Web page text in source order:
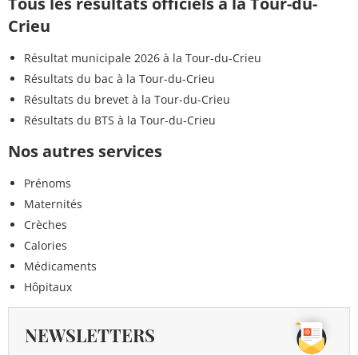
Crieu
Résultat municipale 2026 à la Tour-du-Crieu
Résultats du bac à la Tour-du-Crieu
Résultats du brevet à la Tour-du-Crieu
Résultats du BTS à la Tour-du-Crieu
Nos autres services
Prénoms
Maternités
Crèches
Calories
Médicaments
Hôpitaux
NEWSLETTERS